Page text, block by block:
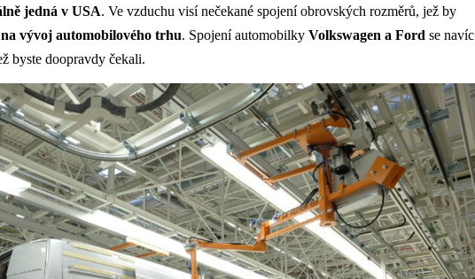
jedná v USA. Ve vzduchu visí nečekané spojení obrovských rozměrů, jež by
vývoj automobilového trhu. Spojení automobilky Volkswagen a Ford se navíc
byste doopravdy čekali.